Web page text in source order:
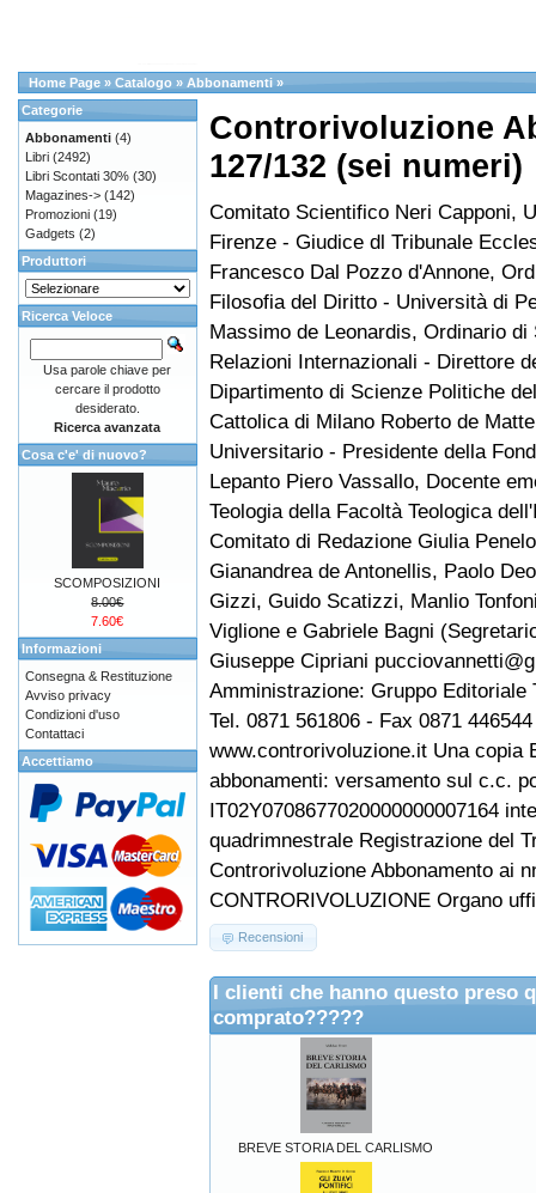
Home Page » Catalogo » Abbonamenti »
Controrivoluzione
127/132 (sei numeri)
Comitato Scientifico Neri Capponi,
Firenze - Giudice dl Tribunale
Francesco Dal Pozzo d'Annone,
Filosofia del Diritto - Università di
Massimo de Leonardis, Ordinario di
Relazioni Internazionali - Direttore
Dipartimento di Scienze Politiche
Cattolica di Milano Roberto de
Universitario - Presidente della
Lepanto Piero Vassallo, Docente
Teologia della Facoltà Teologica
Comitato di Redazione Giulia
Gianandrea de Antonellis, Paolo
Gizzi, Guido Scatizzi, Manlio
Viglione e Gabriele Bagni
Giuseppe Cipriani
Amministrazione: Gruppo Editoriale
Tel. 0871 561806 - Fax 0871
www.controrivoluzione.it Una copia
abbonamenti: versamento sul c.c.
IT02Y0708677020000000007164
quadrimnestrale Registrazione del
Controrivoluzione Abbonamento ai
CONTRORIVOLUZIONE Organo
Recensioni
I clienti che hanno questo preso
comprato?????
BREVE STORIA DEL CARLISMO
Categorie
Abbonamenti (4)
Libri (2492)
Libri Scontati 30% (30)
Magazines-> (142)
Promozioni (19)
Gadgets (2)
Produttori
Ricerca Veloce
Usa parole chiave per
cercare il prodotto
desiderato.
Ricerca avanzata
Cosa c'e' di nuovo?
SCOMPOSIZIONI
8.00€
7.60€
Informazioni
Consegna & Restituzione
Avviso privacy
Condizioni d'uso
Contattaci
Accettiamo